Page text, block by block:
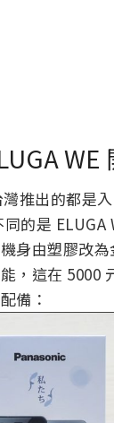
WE
推出的都是
的是 ELUGA
身由塑膠改
，這在 5000
備：